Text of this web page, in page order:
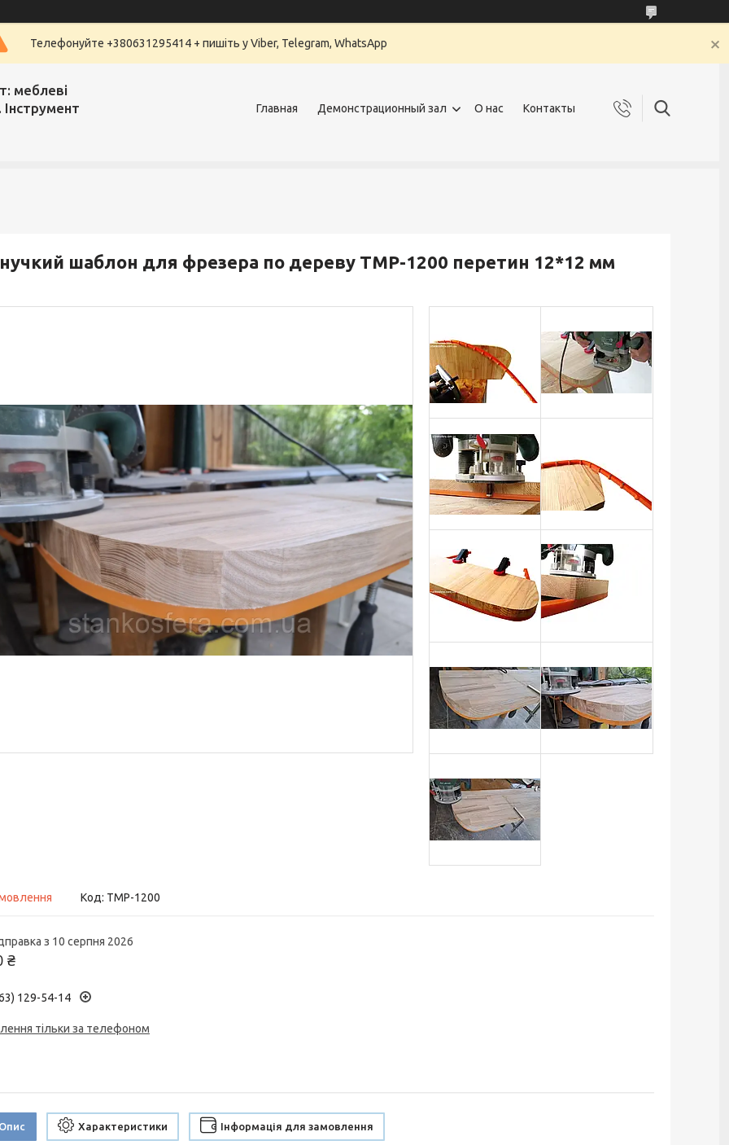
Телефонуйте +380631295414 + пишіть у Viber, Telegram, WhatsApp
меблеві
Главная Демонстрационный зал О нас Контакты
шаблон для фрезера по дереву TMP-1200 перетин 12*12 мм
Код: TMP-1200
з 10 серпня 2026
₴
129-54-14
тільки за телефоном
Характеристики Інформація для замовлення